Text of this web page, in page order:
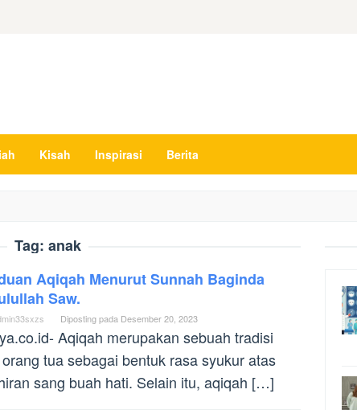
Kisah Inspirasi Berita
Tag: anak
Aqiqah Menurut Sunnah Baginda
Saw.
Diposting pada Desember 20, 2023
Aqiqah merupakan sebuah tradisi
tua sebagai bentuk rasa syukur atas
sang buah hati. Selain itu, aqiqah […]